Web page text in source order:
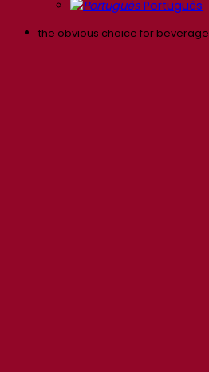
Português
the obvious choice for beverage